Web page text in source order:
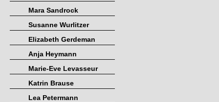
Mara Sandrock
Susanne Wurlitzer
Elizabeth Gerdeman
Anja Heymann
Marie-Eve Levasseur
Katrin Brause
Lea Petermann